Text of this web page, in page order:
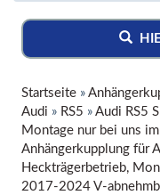
Startseite »
Audi » RS5 » Audi RS5
Montage nur bei uns
Anhängerkupplung für
Heckträgerbetrieb,
2017-2024 V-